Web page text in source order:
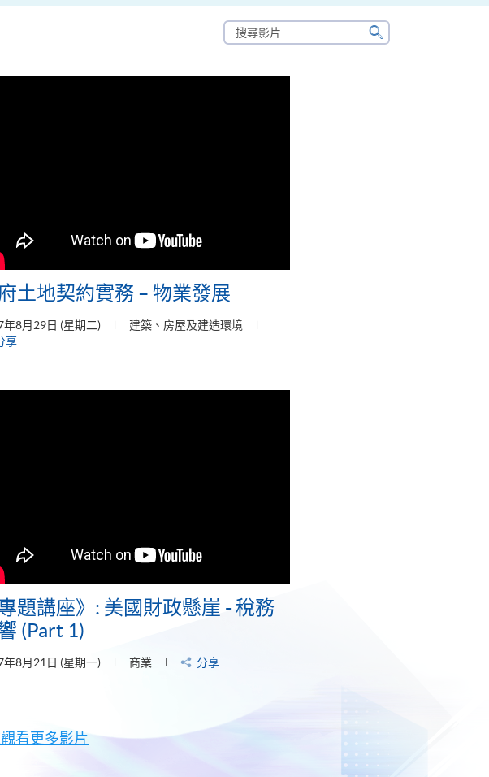
搜
尋
片
搜
土地契約實務 – 物業發展
年8月29日 (星期二)
建築、房屋及建造環境
享
專題講座》: 美國財政懸崖 - 稅務
(Part 1)
年8月21日 (星期一) 商業 分享
看更多影片